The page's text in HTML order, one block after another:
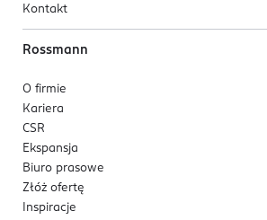
Kontakt
Rossmann
O firmie
Kariera
CSR
Ekspansja
Biuro prasowe
Złóż ofertę
Inspiracje